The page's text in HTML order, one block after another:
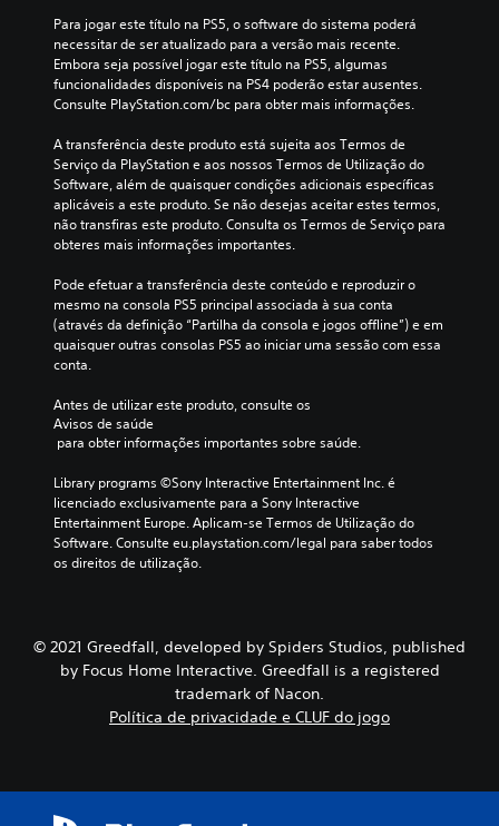
Para jogar este título na PS5, o software do sistema poderá
necessitar de ser atualizado para a versão mais recente.
Embora seja possível jogar este título na PS5, algumas
funcionalidades disponíveis na PS4 poderão estar ausentes.
Consulte PlayStation.com/bc para obter mais informações.
A transferência deste produto está sujeita aos Termos de
Serviço da PlayStation e aos nossos Termos de Utilização do
Software, além de quaisquer condições adicionais específicas
aplicáveis a este produto. Se não desejas aceitar estes termos,
não transfiras este produto. Consulta os Termos de Serviço para
obteres mais informações importantes.
Pode efetuar a transferência deste conteúdo e reproduzir o
mesmo na consola PS5 principal associada à sua conta
(através da definição “Partilha da consola e jogos offline”) e em
quaisquer outras consolas PS5 ao iniciar uma sessão com essa
conta.
Antes de utilizar este produto, consulte os
Avisos de saúde
para obter informações importantes sobre saúde.
Library programs ©Sony Interactive Entertainment Inc. é
licenciado exclusivamente para a Sony Interactive
Entertainment Europe. Aplicam-se Termos de Utilização do
Software. Consulte eu.playstation.com/legal para saber todos
os direitos de utilização.
© 2021 Greedfall, developed by Spiders Studios, published
by Focus Home Interactive. Greedfall is a registered
trademark of Nacon.
Política de privacidade e CLUF do jogo